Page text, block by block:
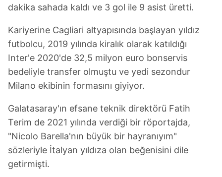
Çerezlere ilişkin tercihlerinizi aşağıda yer alan panel
için Ayarlar butonuna tıklayabilir, Çerez Bilgilendirme
Metnimizi ziyaret edebilirsiniz.
6698 sayılı Kişisel Verilerin Korunması Kanunu uyarınca
hazırlanmış Aydınlatma Metnimizi okumak ve sitemizde
almak için lütfen tıklayınız.
dakika sahada kaldı ve 3 gol ile 9 asist üretti.
Kariyerine Cagliari altyapısında başlayan yıldız
futbolcu, 2019 yılında kiralık olarak katıldığı
Inter'e 2020'de 32,5 milyon euro bonservis
bedeliyle transfer olmuştu ve yedi sezondur
Milano ekibinin formasını giyiyor.
Galatasaray'ın efsane teknik direktörü Fatih
Terim de 2021 yılında verdiği bir röportajda,
"Nicolo Barella'nın büyük bir hayranıyım"
sözleriyle İtalyan yıldıza olan beğenisini dile
getirmişti.